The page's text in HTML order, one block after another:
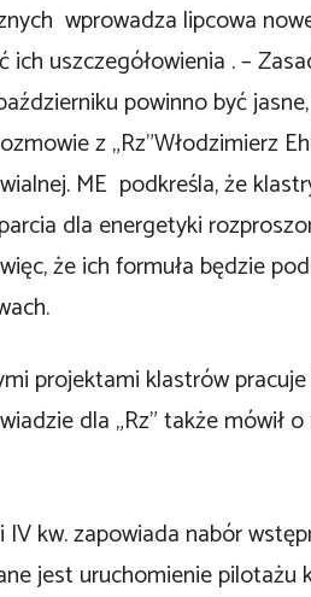
wprowadza lipcowa
uszczegółowienia . –
powinno być
z „Rz”Włodzimierz
ME podkreśla, że
dla energetyki
że ich formuła będzie
projektami klastrów
dla „Rz” także mówił
IV kw. zapowiada nabór
jest uruchomienie pilotażu